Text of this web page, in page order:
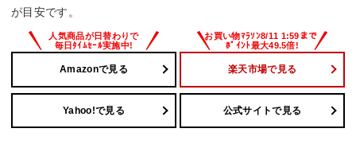
が目安です。
Amazonで見る 楽天市場で見る
Yahoo!で見る 公式サイトで見る